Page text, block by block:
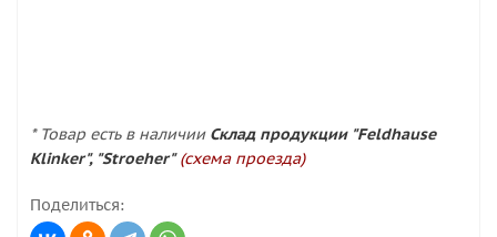
* Товар есть в наличии Склад продукции "Feldhause
Klinker", "Stroeher" (схема проезда)
Поделиться: